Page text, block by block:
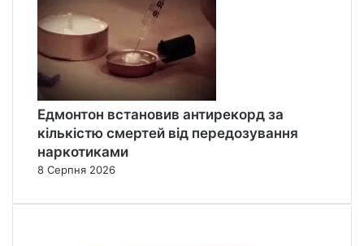
Едмонтон встановив антирекорд за
кількістю смертей від передозування
наркотиками
8 Серпня 2026